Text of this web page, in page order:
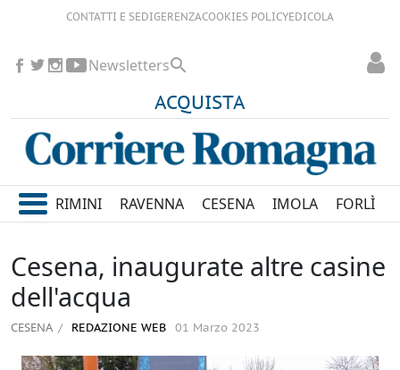
CONTATTI E SEDIGERENZACOOKIES POLICYEDICOLA
ACQUISTA
Newsletters
RIMINI RAVENNA CESENA IMOLA FORLÌ
Cesena, inaugurate altre casine
dell'acqua
CESENA REDAZIONE WEB 01 Marzo 2023